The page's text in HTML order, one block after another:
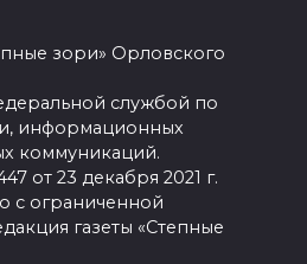
зори» Орловского
службой по
информационных
коммуникаций.
от 23 декабря 2021 г.
с ограниченной
газеты «Степные